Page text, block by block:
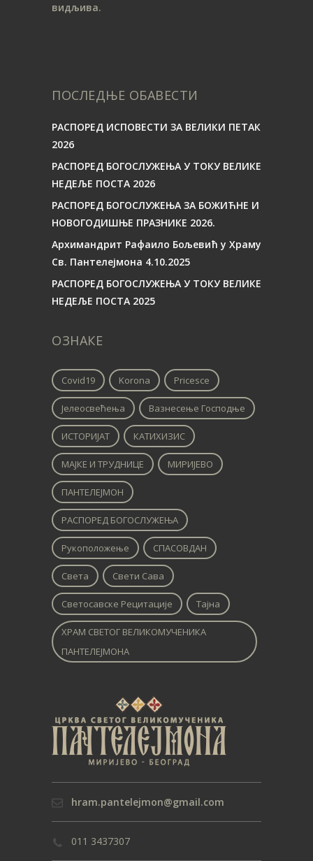
видљива.
ПОСЛЕДЊЕ ОБАВЕСТИ
РАСПОРЕД ИСПОВЕСТИ ЗА ВЕЛИКИ ПЕТАК
2026
РАСПОРЕД БОГОСЛУЖЕЊА У ТОКУ ВЕЛИКЕ
НЕДЕЉЕ ПОСТА 2026
РАСПОРЕД БОГОСЛУЖЕЊА ЗА БОЖИЋНЕ И
НОВОГОДИШЊЕ ПРАЗНИКЕ 2026.
Архимандрит Рафаило Бољевић у Храму
Св. Пантелејмона 4.10.2025
РАСПОРЕД БОГОСЛУЖЕЊА У ТОКУ ВЕЛИКЕ
НЕДЕЉЕ ПОСТА 2025
ОЗНАКЕ
Covid19 Korona Pricesce
Јелеосвећења Вазнесење Господње
ИСТОРИЈАТ КАТИХИЗИС
МАЈКЕ И ТРУДНИЦЕ МИРИЈЕВО
ПАНТЕЛЕЈМОН
РАСПОРЕД БОГОСЛУЖЕЊА
Рукоположење СПАСОВДАН
Света Свети Сава
Светосавске Рецитације Тајна
ХРАМ СВЕТОГ ВЕЛИКОМУЧЕНИКА
ПАНТЕЛЕЈМОНА
hram.pantelejmon@gmail.com
011 3437307